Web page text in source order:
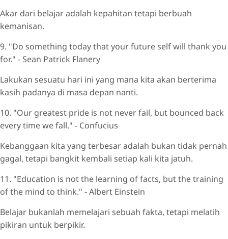
Akar dari belajar adalah kepahitan tetapi berbuah
kemanisan.
9. "Do something today that your future self will thank you
for." - Sean Patrick Flanery
Lakukan sesuatu hari ini yang mana kita akan berterima
kasih padanya di masa depan nanti.
10. "Our greatest pride is not never fail, but bounced back
every time we fall." - Confucius
Kebanggaan kita yang terbesar adalah bukan tidak pernah
gagal, tetapi bangkit kembali setiap kali kita jatuh.
11. "Education is not the learning of facts, but the training
of the mind to think." - Albert Einstein
Belajar bukanlah memelajari sebuah fakta, tetapi melatih
pikiran untuk berpikir.